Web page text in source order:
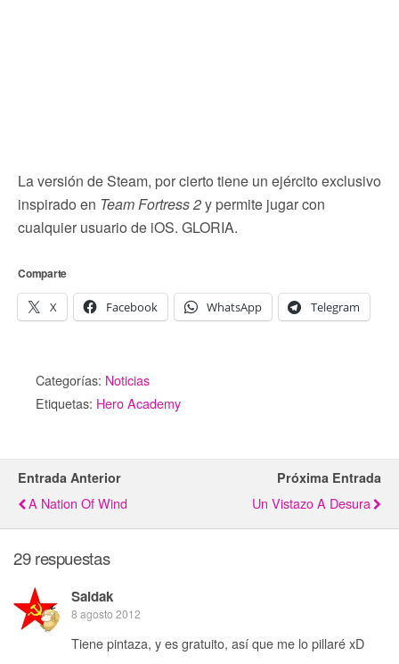
La versión de Steam, por cierto tiene un ejército exclusivo
inspirado en Team Fortress 2y permite jugar con
cualquier usuario de iOS. GLORIA.
Comparte
X Facebook WhatsApp Telegram
Categorías: Noticias
Etiquetas: Hero Academy
Entrada Anterior
A Nation Of Wind
Próxima Entrada
Un Vistazo A Desura
29 respuestas
Saidak
8 agosto 2012
Tiene pintaza, y es gratuito, así que me lo pillaré xD